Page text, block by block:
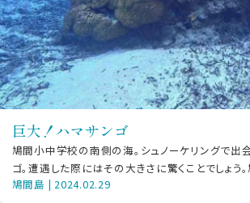
巨大！ハマサンゴ
鳩間小中学校の南側の海。シュノーケリングで出
ゴ。遭遇した際にはその大きさに驚くことでしょう
長できたのは、環境が豊かな証で
鳩間島 | 2024.02.29